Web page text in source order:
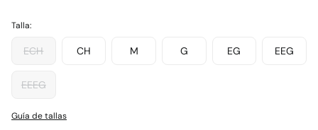
Talla:
ECH CH M G EG EEG
EEEG
Guía de tallas